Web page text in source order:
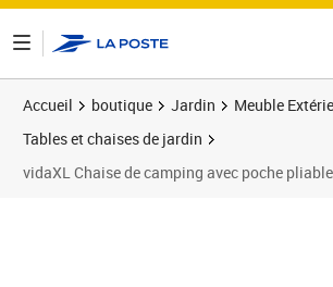
Accueil boutique Jardin
Meuble
Tables et chaises de jardin
vidaXL Chaise de camping avec poche